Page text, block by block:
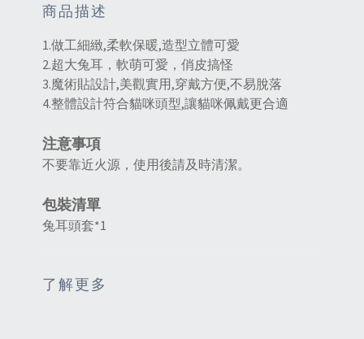
商品描述
1.做工細緻,柔軟保暖,造型立體可愛
2.超大兔耳，軟萌可愛，俏皮搞怪
3.魔術貼設計,美觀實用,穿戴方便,不易脫落
4.整體設計符合貓咪頭型,讓貓咪佩戴更合適
注意事項
不要靠近火源，使用後請及時清潔。
包裝清單
兔耳頭套*1
了解更多